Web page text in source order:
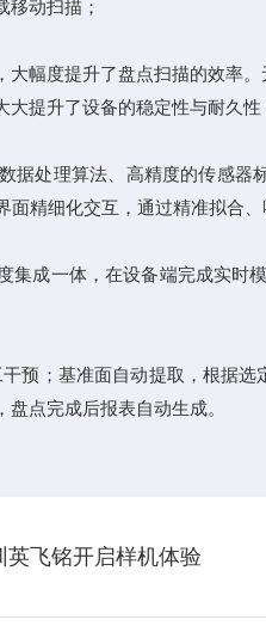
动扫描；
度提升了盘点扫描的效率。
提升了设备的稳定性与耐久性
处理算法、高精度的传感器
精细化交互，通过精准拟合、
成一体，在设备端完成实时
；基准面自动提取，根据选
点完成后报表自动生成。
飞铭开启样机体验